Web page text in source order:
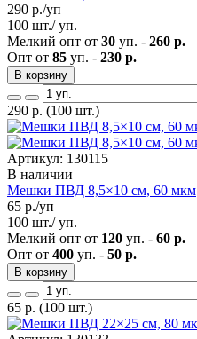
290 р./уп
100 шт./ уп.
Мелкий опт от 30 уп. - 260 р.
Опт от 85 уп. - 230 р.
В корзину
290 р. (100 шт.)
Артикул: 130115
В наличии
Мешки ПВД 8,5×10 см, 60 мкм
65 р./уп
100 шт./ уп.
Мелкий опт от 120 уп. - 60 р.
Опт от 400 уп. - 50 р.
В корзину
65 р. (100 шт.)